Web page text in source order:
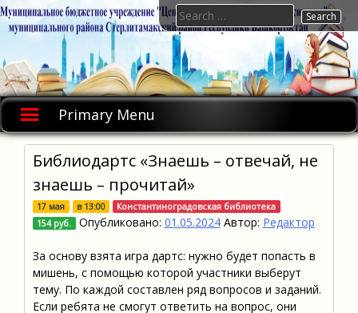
Skip
to
Primary Menu
Search
for:
Библиодартс «Знаешь – отвечай, не
знаешь – прочитай»
17 мая в13:00
Константиноградовская библиотека
154 руб.
Опубликовано: 01.05.2024Автор: Редактор
За основу взята игра дартс: нужно будет попасть в
мишень, с помощью которой участники выберут
тему. По каждой составлен ряд вопросов и заданий.
Если ребята не смогут ответить на вопрос, они